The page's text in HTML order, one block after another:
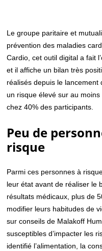
Le groupe paritaire et
prévention des maladies
Cardio, cet outil digital a fait
et il affiche un bilan très
réalisés depuis le
un risque élevé sur au
chez 40% des participants.
Peu de
risque
Parmi ces personnes à
leur état avant de réaliser le
résultats médicaux, plus de
modifier leurs habitudes de
sur conseils de Malakoff
susceptibles d’impacter les
identifié l’alimentation, la